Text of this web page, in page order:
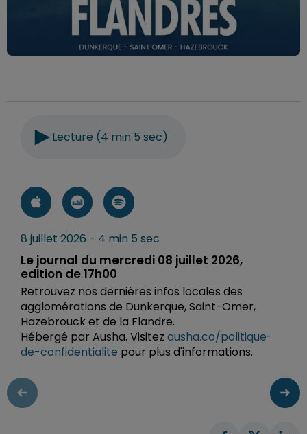
Lecture (4 min 5 sec)
8 juillet 2026 - 4 min 5 sec
Le journal du mercredi 08 juillet 2026,
edition de 17h00
Retrouvez nos dernières infos locales des
agglomérations de Dunkerque, Saint-Omer,
Hazebrouck et de la Flandre.
Hébergé par Ausha. Visitez ausha.co/politique-
de-confidentialite pour plus d'informations.